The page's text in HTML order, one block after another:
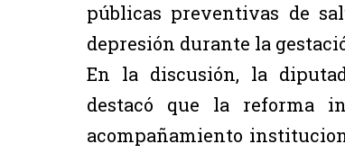
públicas preventivas de
depresión durante la
En la discusión, la
destacó que la reforma
acompañamiento